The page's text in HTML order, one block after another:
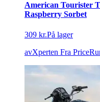
American Tourister
Raspberry Sorbet
309 kr.På lager
avXperten Fra